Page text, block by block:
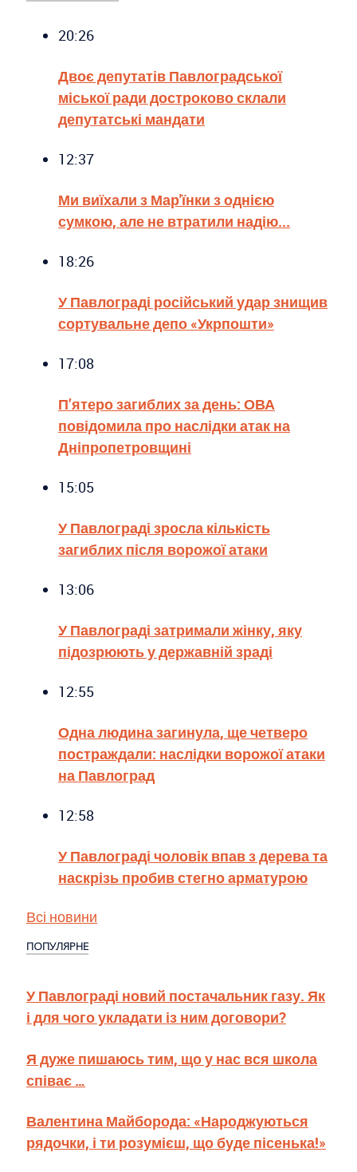
20:26
Двоє депутатів Павлоградської
міської ради достроково склали
депутатські мандати
12:37
Ми виїхали з Мар'їнки з однією
сумкою, але не втратили надію...
18:26
У Павлограді російський удар знищив
сортувальне депо «Укрпошти»
17:08
П’ятеро загиблих за день: ОВА
повідомила про наслідки атак на
Дніпропетровщині
15:05
У Павлограді зросла кількість
загиблих після ворожої атаки
13:06
У Павлограді затримали жінку, яку
підозрюють у державній зраді
12:55
Одна людина загинула, ще четверо
постраждали: наслідки ворожої атаки
на Павлоград
12:58
У Павлограді чоловік впав з дерева та
наскрізь пробив стегно арматурою
Всі новини
ПОПУЛЯРНЕ
У Павлограді новий постачальник газу. Як
і для чого укладати із ним договори?
Я дуже пишаюсь тим, що у нас вся школа
співає …
Валентина Майборода: «Народжуються
рядочки, і ти розумієш, що буде пісенька!»